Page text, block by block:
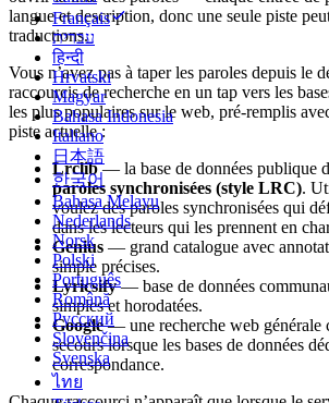
Français
עברית
हिन्दी
Hrvatski
Magyar
Bahasa Indonesia
Italiano
日本語
한국어
Bahasa Melayu
Nederlands
Norsk
Polski
Português
Română
Русский
Slovenčina
Svenska
ไทย
langue et description, donc une seule piste
traductions.
Vous n’avez pas à taper les paroles depuis le
raccourcis de recherche en un tap vers les
les plus populaires sur le web, pré-remplis
piste actuelle :
Lrclib— la base de données publique
paroles synchronisées (style LRC).
voulez des paroles synchronisées qui
dans les lecteurs qui les prennent en
Genius — grand catalogue avec
simple précises.
Lyricsify— base de données
simples et horodatées.
Google— une recherche web générale
secours lorsque les bases de données
correspondance.